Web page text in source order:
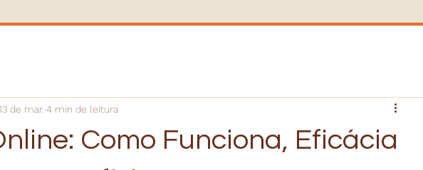
Como Funciona, Eficácia
de mar. 4 min de leitura